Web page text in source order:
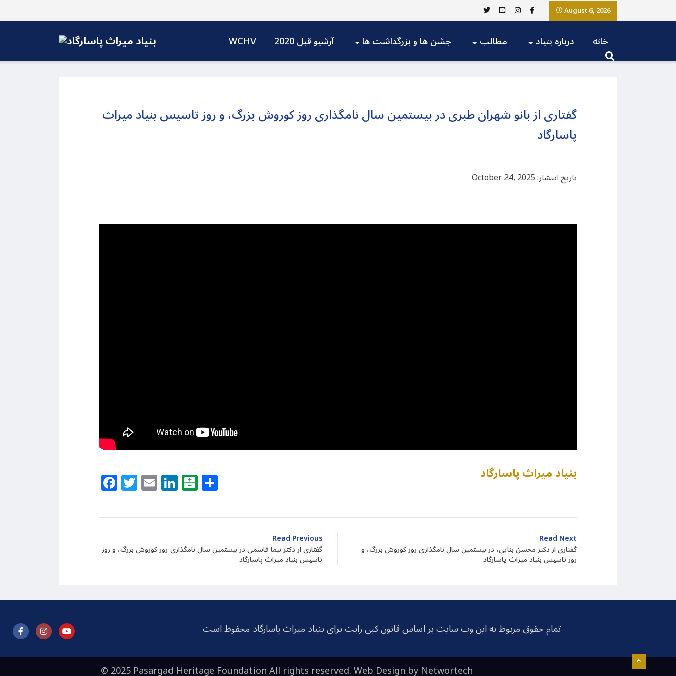
August 6, 2026
WCHV آرشیو قبل 2020 جشن ها و بزرگداشت ها مطالب درباره بنیاد خانه
گفتاری از بانو شهران طبری در بیستمین سال نامگذاری روز کوروش بزرگ، و روز تاسیس بنیاد میراث
پاسارگاد
تاریخ انتشار: October 24, 2025
Facebook
Twitter
EmailLinkedIn
Balatarin بنیاد میراث پاسارگاد
Read Previous
گفتاری از دکتر نیما قاسمی در بیستمین سال نامگذاری روز کوروش بزرگ، و روز
تاسیس بنیاد میراث پاسارگاد
Read Next
گفتاری از دکتر محسن بنایي، در بیستمین سال نامگذاری روز کوروش بزرگ، و
روز تاسیس بنیاد میراث پاسارگاد
تمام حقوق مربوط به این وب سایت بر اساس قانون کپی رایت برای بنیاد میراث پاسارگاد محفوظ است
© 2025 Pasargad Heritage Foundation All rights reserved. Web Design byNetwortech